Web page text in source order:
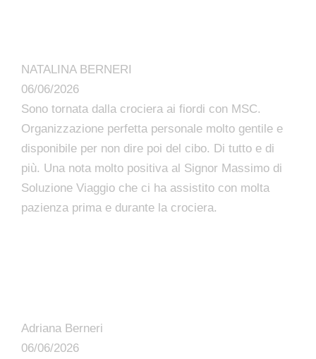
NATALINA BERNERI
06/06/2026
Sono tornata dalla crociera ai fiordi con MSC.
Organizzazione perfetta personale molto gentile e
disponibile per non dire poi del cibo. Di tutto e di
più. Una nota molto positiva al Signor Massimo di
Soluzione Viaggio che ci ha assistito con molta
pazienza prima e durante la crociera.
Adriana Berneri
06/06/2026